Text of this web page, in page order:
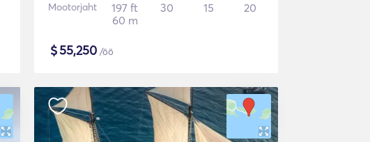
Mootorjaht
197 ft
60 m
30 15 20
$55,250 /öö